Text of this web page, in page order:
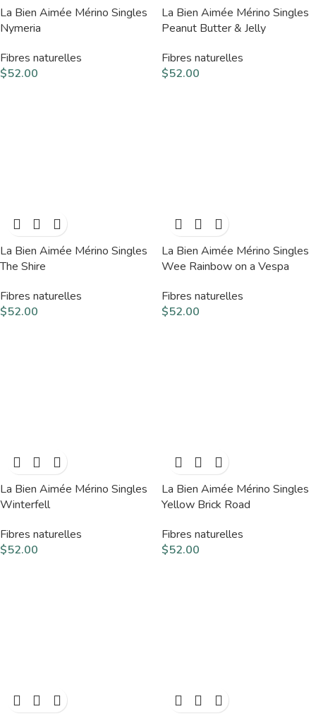
La Bien Aimée Mérino Singles
Nymeria
Fibres naturelles
$52.00
La Bien Aimée Mérino Singles
Peanut Butter & Jelly
Fibres naturelles
$52.00
La Bien Aimée Mérino Singles
The Shire
Fibres naturelles
$52.00
La Bien Aimée Mérino Singles
Wee Rainbow on a Vespa
Fibres naturelles
$52.00
La Bien Aimée Mérino Singles
Winterfell
Fibres naturelles
$52.00
La Bien Aimée Mérino Singles
Yellow Brick Road
Fibres naturelles
$52.00